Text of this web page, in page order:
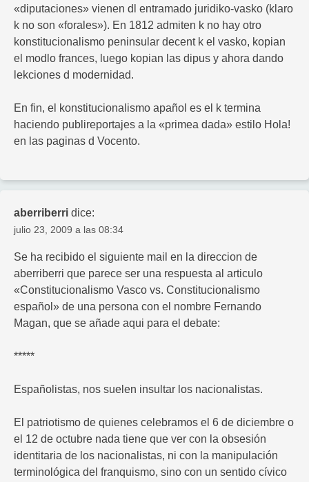
«diputaciones» vienen dl entramado juridiko-vasko (klaro
k no son «forales»). En 1812 admiten k no hay otro
konstitucionalismo peninsular decent k el vasko, kopian
el modlo frances, luego kopian las dipus y ahora dando
lekciones d modernidad.
En fin, el konstitucionalismo apañol es el k termina
haciendo publireportajes a la «primea dada» estilo Hola!
en las paginas d Vocento.
aberriberri dice:
julio 23, 2009 a las 08:34
Se ha recibido el siguiente mail en la direccion de
aberriberri que parece ser una respuesta al articulo
«Constitucionalismo Vasco vs. Constitucionalismo
español» de una persona con el nombre Fernando
Magan, que se añade aqui para el debate:
*****
Españolistas, nos suelen insultar los nacionalistas.
El patriotismo de quienes celebramos el 6 de diciembre o
el 12 de octubre nada tiene que ver con la obsesión
identitaria de los nacionalistas, ni con la manipulación
terminológica del franquismo, sino con un sentido cívico